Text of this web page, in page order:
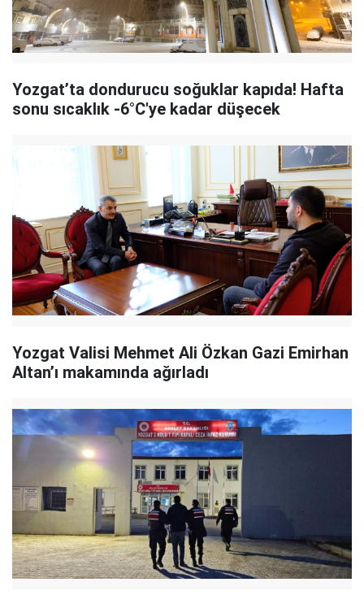
Yozgat’ta dondurucu soğuklar kapıda! Hafta
sonu sıcaklık -6°C'ye kadar düşecek
Yozgat Valisi Mehmet Ali Özkan Gazi Emirhan
Altan’ı makamında ağırladı